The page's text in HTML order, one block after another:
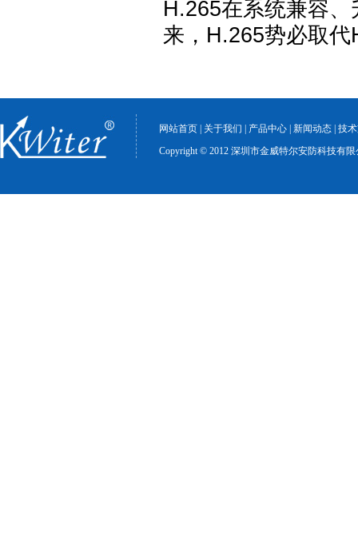
H.265在系统兼容
来，H.265势必取
网站首页 关于我们 产品中心 新闻动态 技
Copyright © 2012 深圳市金威特尔安防科技